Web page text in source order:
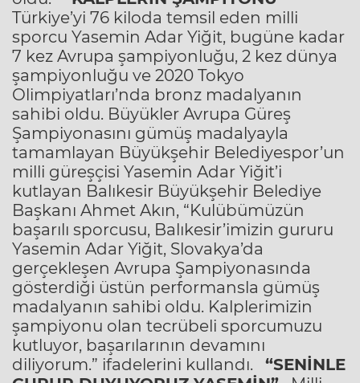
Türkiye’yi 76 kiloda temsil eden milli
sporcu Yasemin Adar Yiğit, bugüne kadar
7 kez Avrupa şampiyonluğu, 2 kez dünya
şampiyonluğu ve 2020 Tokyo
Olimpiyatları’nda bronz madalyanın
sahibi oldu. Büyükler Avrupa Güreş
Şampiyonasını gümüş madalyayla
tamamlayan Büyükşehir Belediyespor’un
milli güreşçisi Yasemin Adar Yiğit’i
kutlayan Balıkesir Büyükşehir Belediye
Başkanı Ahmet Akın, “Kulübümüzün
başarılı sporcusu, Balıkesir’imizin gururu
Yasemin Adar Yiğit, Slovakya’da
gerçekleşen Avrupa Şampiyonasında
gösterdiği üstün performansla gümüş
madalyanın sahibi oldu. Kalplerimizin
şampiyonu olan tecrübeli sporcumuzu
kutluyor, başarılarının devamını
diliyorum.” ifadelerini kullandı. “SENİNLE